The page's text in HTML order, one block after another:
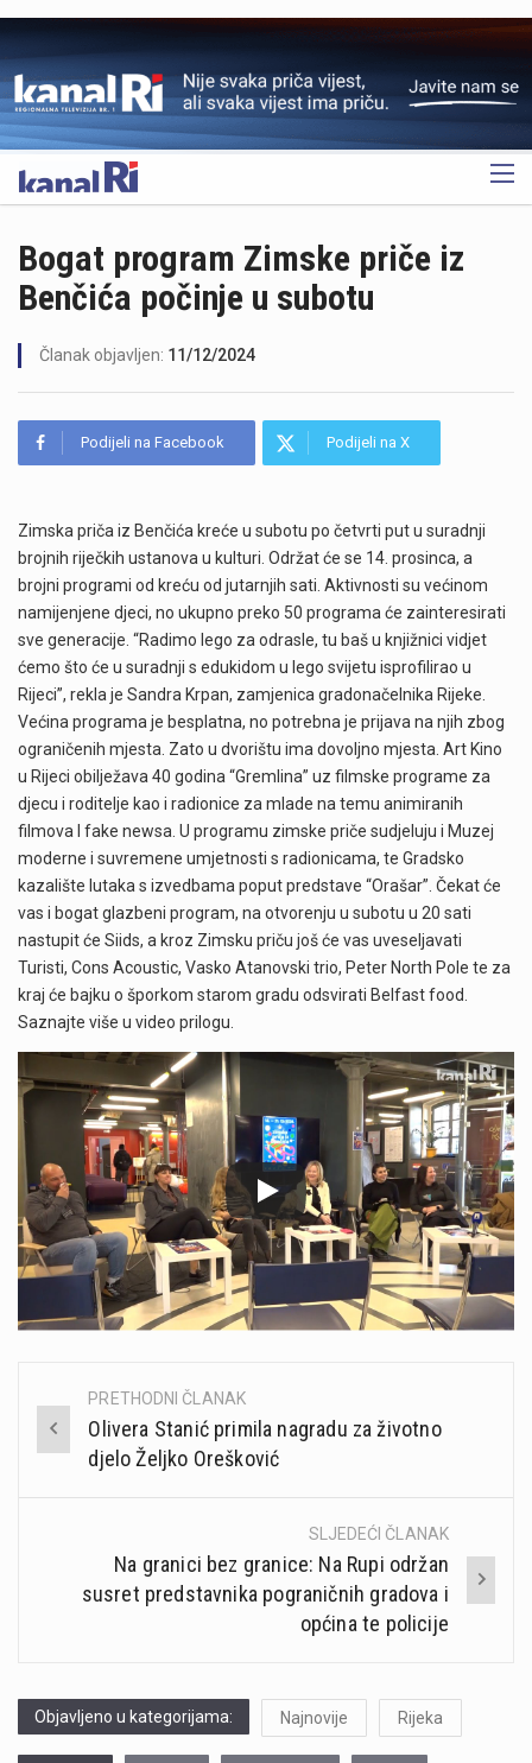
OGLAS
Bogat program Zimske priče iz
Benčića počinje u subotu
Članak objavljen: 11/12/2024
Podijeli na Facebook Podijeli na X
Zimska priča iz Benčića kreće u subotu po četvrti put u suradnji
brojnih riječkih ustanova u kulturi. Održat će se 14. prosinca, a
brojni programi od kreću od jutarnjih sati. Aktivnosti su većinom
namijenjene djeci, no ukupno preko 50 programa će zainteresirati
sve generacije. “Radimo lego za odrasle, tu baš u knjižnici vidjet
ćemo što će u suradnji s edukidom u lego svijetu isprofilirao u
Rijeci”, rekla je Sandra Krpan, zamjenica gradonačelnika Rijeke.
Većina programa je besplatna, no potrebna je prijava na njih zbog
ograničenih mjesta. Zato u dvorištu ima dovoljno mjesta. Art Kino
u Rijeci obilježava 40 godina “Gremlina” uz filmske programe za
djecu i roditelje kao i radionice za mlade na temu animiranih
filmova I fake newsa. U programu zimske priče sudjeluju i Muzej
moderne i suvremene umjetnosti s radionicama, te Gradsko
kazalište lutaka s izvedbama poput predstave “Orašar”. Čekat će
vas i bogat glazbeni program, na otvorenju u subotu u 20 sati
nastupit će Siids, a kroz Zimsku priču još će vas uveseljavati
Turisti, Cons Acoustic, Vasko Atanovski trio, Peter North Pole te za
kraj će bajku o šporkom starom gradu odsvirati Belfast food.
Saznajte više u video prilogu.
Post
navigation
PRETHODNI ČLANAK
Olivera Stanić primila nagradu za životno
djelo Željko Orešković
SLJEDEĆI ČLANAK
Na granici bez granice: Na Rupi održan
susret predstavnika pograničnih gradova i
općina te policije
Objavljeno u kategorijama: Najnovije Rijeka